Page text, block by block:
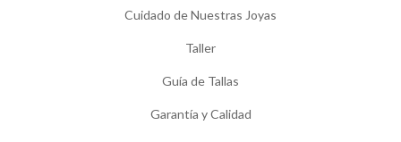
Cuidado de Nuestras Joyas
Taller
Guía de Tallas
Garantía y Calidad